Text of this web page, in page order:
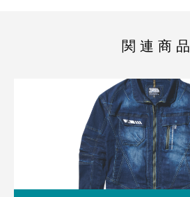
関 連 商 品